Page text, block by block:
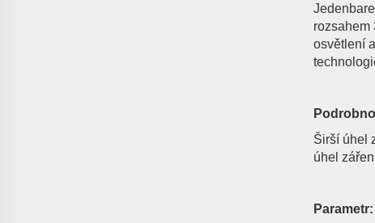
rozsahem
osvětlení
Širší úhel
úhel
Parametr: